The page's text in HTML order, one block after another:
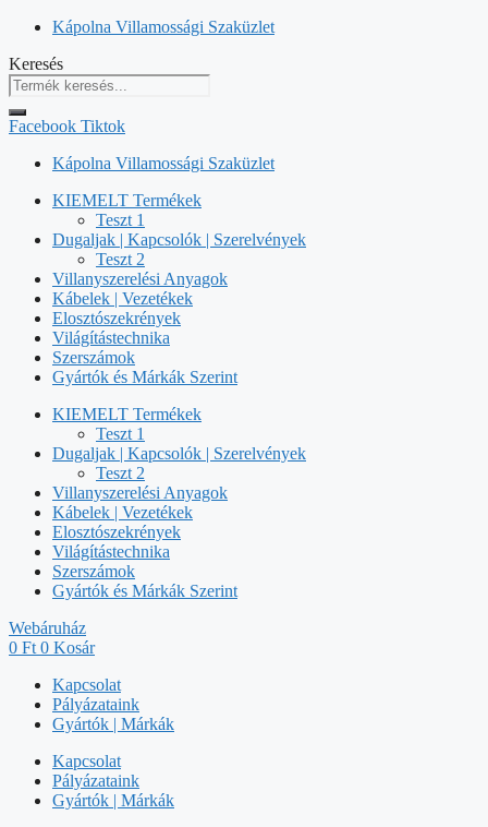
Kilépés
tartalomba
Kápolna Villamossági Szaküzlet
Keresés
Facebook Tiktok
Kápolna Villamossági Szaküzlet
KIEMELT Termékek
Teszt 1
Dugaljak | Kapcsolók | Szerelvények
Teszt 2
Villanyszerelési Anyagok
Kábelek | Vezetékek
Elosztószekrények
Világítástechnika
Szerszámok
Gyártók és Márkák Szerint
KIEMELT Termékek
Teszt 1
Dugaljak | Kapcsolók | Szerelvények
Teszt 2
Villanyszerelési Anyagok
Kábelek | Vezetékek
Elosztószekrények
Világítástechnika
Szerszámok
Gyártók és Márkák Szerint
Webáruház
0 Ft 0 Kosár
Kapcsolat
Pályázataink
Gyártók | Márkák
Kapcsolat
Pályázataink
Gyártók | Márkák